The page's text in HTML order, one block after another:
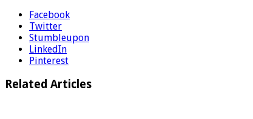
Facebook
Twitter
Stumbleupon
LinkedIn
Pinterest
Related Articles